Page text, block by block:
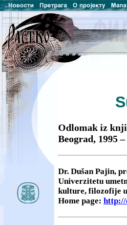
Odlomak iz
Beograd, 1995
Dr. Dušan Pajin,
Univerzitetu
kulture, filozofije
Home page: http://